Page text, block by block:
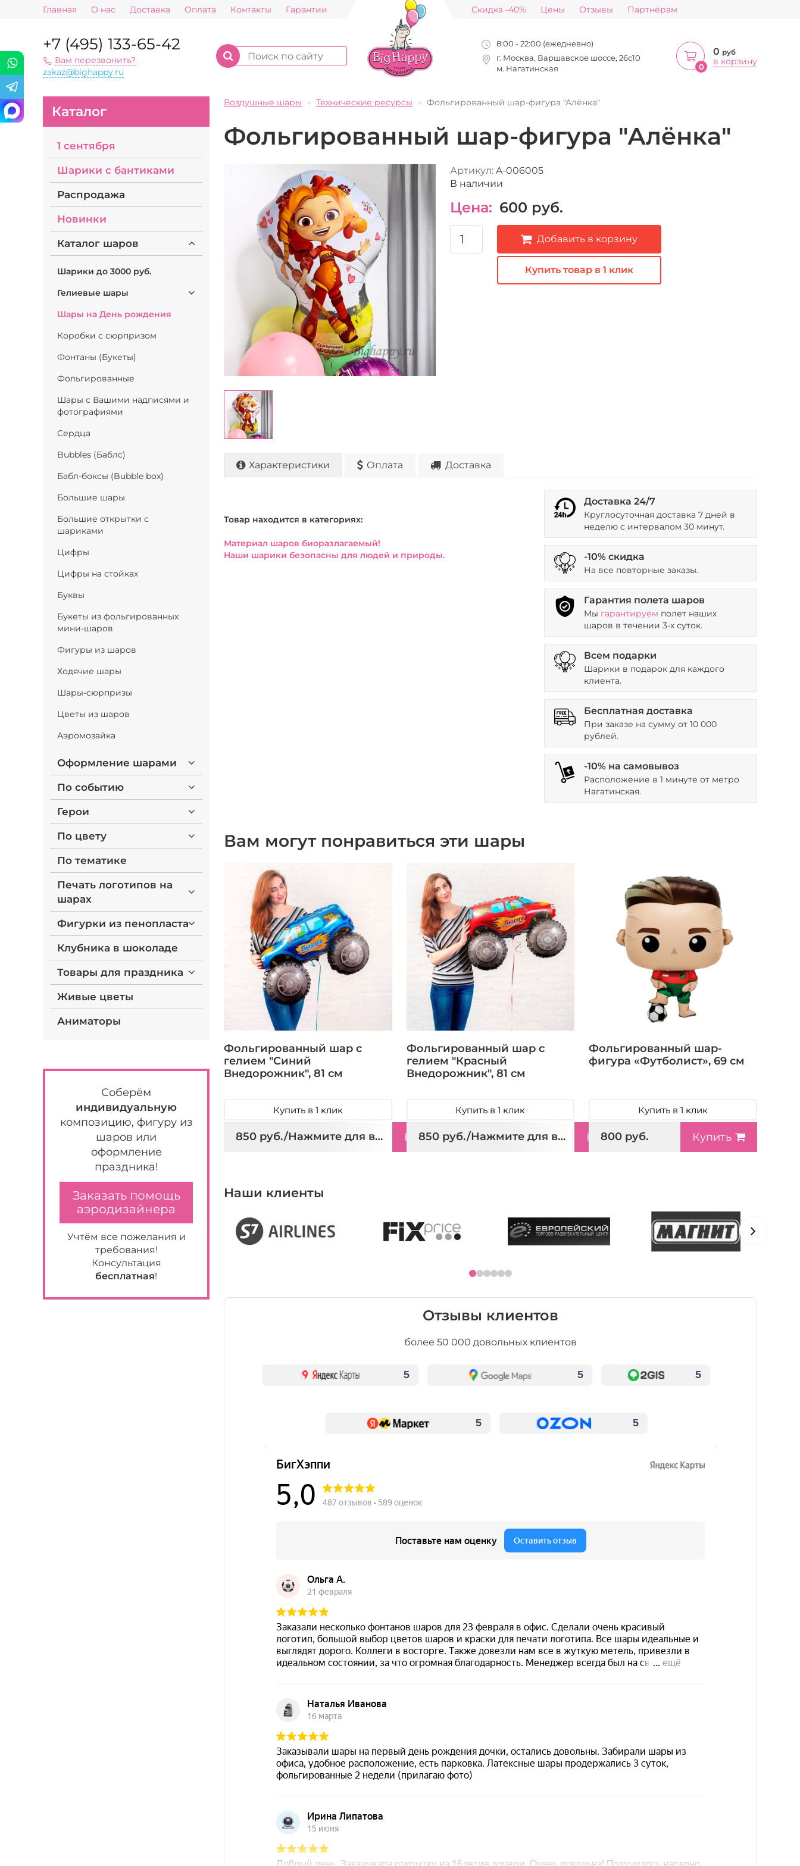
Главная О нас Доставка Оплата Контакты Гарантии Скидка -40% Цены Отзывы Партнёрам
+7 (495) 133-65-42
Вам перезвонить?
zakaz@bighappy.ru
8:00 - 22:00 (ежедневно)
г. Москва, Варшавское шоссе, 26с10
м. Нагатинская
0
0 руб
в корзину
Каталог
1 сентября
Шарики с бантиками
Распродажа
Новинки
Каталог шаров
Шарики до 3000 руб.
Гелиевые шары
Шары на День рождения
Коробки с сюрпризом
Фонтаны (Букеты)
Фольгированные
Шары с Вашими надписями и
фотографиями
Сердца
Bubbles (Баблс)
Бабл-боксы (Bubble box)
Большие шары
Большие открытки с
шариками
Цифры
Цифры на стойках
Буквы
Букеты из фольгированных
мини-шаров
Фигуры из шаров
Ходячие шары
Шары-сюрпризы
Цветы из шаров
Аэромозайка
Оформление шарами
По событию
Герои
По цвету
По тематике
Печать логотипов на
шарах
Фигурки из пенопласта
Клубника в шоколаде
Товары для праздника
Живые цветы
Аниматоры
Соберём
индивидуальную
композицию, фигуру из
шаров или
оформление
праздника!
Заказать помощь
аэродизайнера
Учтём все пожелания и
требования!
Консультация
бесплатная!
Воздушные шары Технические ресурсы Фольгированный шар-фигура "Алёнка"
Фольгированный шар-фигура "Алёнка"
Артикул: A-006005
В наличии
Цена: 600 руб.
Добавить в корзину
Купить товар в 1 клик
Характеристики Оплата Доставка
Товар находится в категориях:
Материал шаров биоразлагаемый!
Наши шарики безопасны для людей и природы.
Доставка 24/7
Круглосуточная доставка 7 дней в
неделю с интервалом 30 минут.
-10% скидка
На все повторные заказы.
Гарантия полета шаров
Мы гарантируем полет наших
шаров в течении 3-х суток.
Всем подарки
Шарики в подарок для каждого
клиента.
Бесплатная доставка
При заказе на сумму от 10 000
рублей.
-10% на самовывоз
Расположение в 1 минуте от метро
Нагатинская.
Вам могут понравиться эти шары
Фольгированный шар с
гелием "Синий
Внедорожник", 81 см
Купить в 1 клик
850 руб./Нажмите для выбора Купить
Фольгированный шар с
гелием "Красный
Внедорожник", 81 см
Купить в 1 клик
850 руб./Нажмите для выбора Купить
Фольгированный шар-
фигура «Футболист», 69 см
Купить в 1 клик
800 руб. Купить
Наши клиенты
Отзывы клиентов
более 50 000 довольных клиентов
5 5 5
5 5